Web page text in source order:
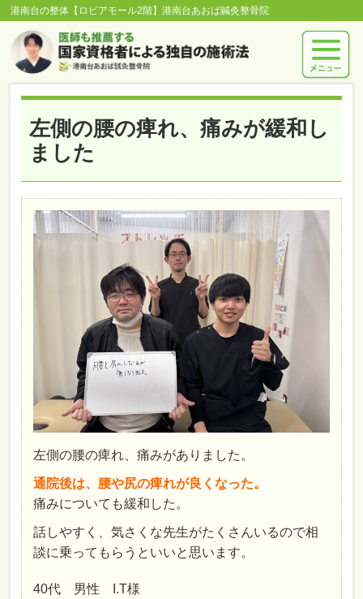
港南台の整体【ロピアモール2階】港南台あおば鍼灸整骨院
左側の腰の痺れ、痛みが緩和し
ました
左側の腰の痺れ、痛みがありました。
通院後は、腰や尻の痺れが良くなった。
痛みについても緩和した。
話しやすく、気さくな先生がたくさんいるので相
談に乗ってもらうといいと思います。
40代 男性 I.T様